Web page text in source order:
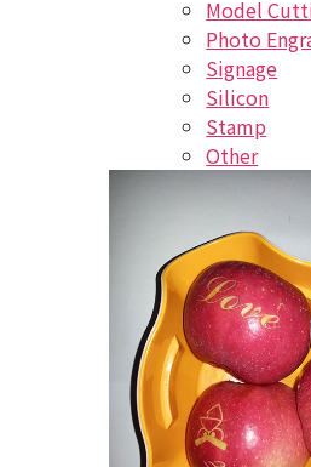
Model
Photo
Signage
Silicon
Stamp
Other